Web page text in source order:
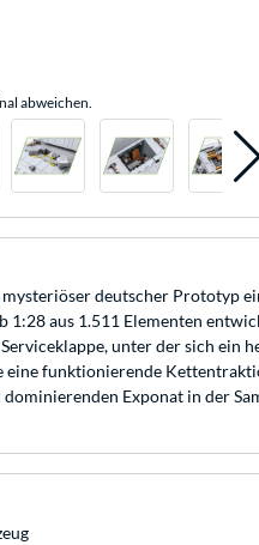
abweichen.
deutscher Prototyp
aus 1.511 Elementen
unter der sich
eine funktionierende
Exponat in der